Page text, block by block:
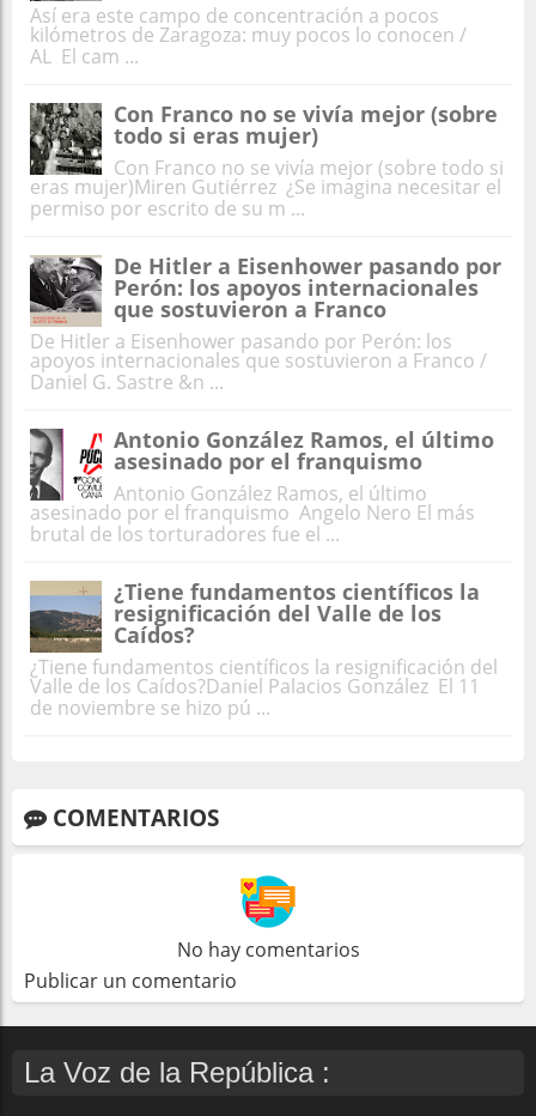
Así era este campo de concentración a pocos
kilómetros de Zaragoza: muy pocos lo conocen /
AL El cam ...
Con Franco no se vivía mejor (sobre
todo si eras mujer)
Con Franco no se vivía mejor (sobre todo si
eras mujer)Miren Gutiérrez ¿Se imagina necesitar el
permiso por escrito de su m ...
De Hitler a Eisenhower pasando por
Perón: los apoyos internacionales
que sostuvieron a Franco
De Hitler a Eisenhower pasando por Perón: los
apoyos internacionales que sostuvieron a Franco /
Daniel G. Sastre &n ...
Antonio González Ramos, el último
asesinado por el franquismo
Antonio González Ramos, el último
asesinado por el franquismo Angelo Nero El más
brutal de los torturadores fue el ...
¿Tiene fundamentos científicos la
resignificación del Valle de los
Caídos?
¿Tiene fundamentos científicos la resignificación del
Valle de los Caídos?Daniel Palacios González El 11
de noviembre se hizo pú ...
COMENTARIOS
No hay comentarios
Publicar un comentario
La Voz de la República :